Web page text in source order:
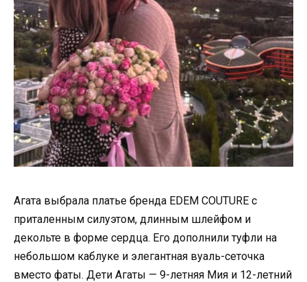
Агата выбрала платье бренда EDEM COUTURE с
приталенным силуэтом, длинным шлейфом и
декольте в форме сердца. Его дополнили туфли на
небольшом каблуке и элегантная вуаль-сеточка
вместо фаты. Дети Агаты — 9-летняя Мия и 12-летний